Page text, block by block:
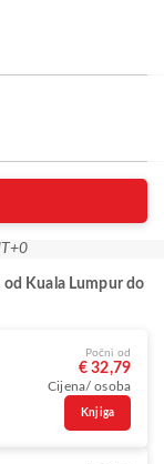
Kuala Lumpur do
Počni od
€ 32,79
Cijena/ osoba
Knjiga